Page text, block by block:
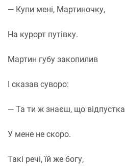
— Купи мені, Мартиночку,
На курорт путівку.
Мартин губу закопилив
І сказав суворо:
— Та ти ж знаєш, що відпустка
У мене не скоро.
Такі речі, їй же богу,